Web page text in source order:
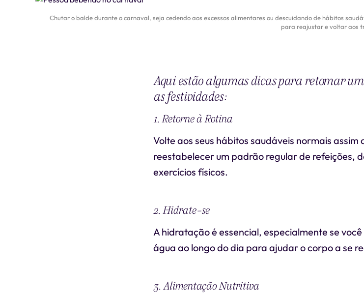
Chutar o balde durante o carnaval, seja cedendo aos excessos alimentares ou descuidando de hábitos
para reajustar e voltar aos
Aqui estão algumas dicas para retomar
as festividades:
1. Retorne à Rotina
Volte aos seus hábitos saudáveis normais assim
reestabelecer um padrão regular de refeições,
exercícios físicos.
2. Hidrate-se
A hidratação é essencial, especialmente se
água ao longo do dia para ajudar o corpo a se
3. Alimentação Nutritiva